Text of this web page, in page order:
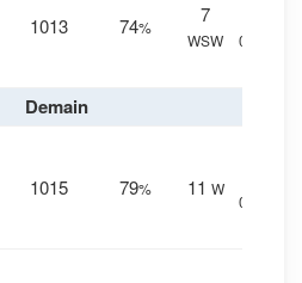
1013 74%
7
WSW
0 mm.
Demain
1015 79% 11 W
0 mm.